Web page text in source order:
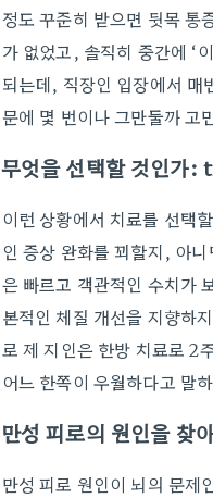
정도 꾸준히 받으면 뒷목 통
가 없었고, 솔직히 중간에 ‘
되는데, 직장인 입장에서 매
문에 몇 번이나 그만둘까 고
무엇을 선택할 것인가
이런 상황에서 치료를 선택
인 증상 완화를 꾀할지, 아
은 빠르고 객관적인 수치가
본적인 체질 개선을 지향하
로 제 지인은 한방 치료로 2
어느 한쪽이 우월하다고 말
만성 피로의 원인을 찾
만성 피로 원인이 뇌의 문